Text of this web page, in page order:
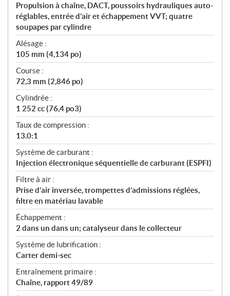
Propulsion à chaîne, DACT, poussoirs hydrauliques auto-
réglables, entrée d’air et échappement VVT; quatre
soupapes par cylindre
Alésage :
105 mm (4,134 po)
Course :
72,3 mm (2,846 po)
Cylindrée :
1 252 cc (76,4 po3)
Taux de compression :
13.0:1
Système de carburant :
Injection électronique séquentielle de carburant (ESPFI)
Filtre à air :
Prise d’air inversée, trompettes d’admissions réglées,
filtre en matériau lavable
Échappement :
2 dans un dans un; catalyseur dans le collecteur
Système de lubrification :
Carter demi-sec
Entraînement primaire :
Chaîne, rapport 49/89